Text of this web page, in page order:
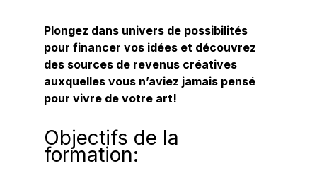
Plongez dans univers de possibilités
pour financer vos idées et découvrez
des sources de revenus créatives
auxquelles vous n’aviez jamais pensé
pour vivre de votre art!
Objectifs de la
formation: